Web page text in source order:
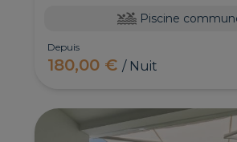
Piscine
Depuis
180,00 €/ Nuit